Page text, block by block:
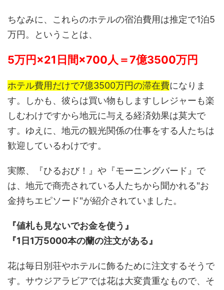
ちなみに、これらのホテルの宿泊費用は推定で1泊5
万円。ということは、
5万円×21日間×700人＝7億3500万円
ホテル費用だけで7億3500万円の滞在費になりま
す。しかも、彼らは買い物もしますしレジャーも楽
しむわけですから地元に与える経済効果は莫大で
す。ゆえに、地元の観光関係の仕事をする人たちは
歓迎しているわけです。
実際、『ひるおび！』や『モーニングバード』で
は、地元で商売されている人たちから聞かれる"お
金持ちエピソード"が紹介されていました。
『値札も見ないでお金を使う』
『1日1万5000本の蘭の注文がある』
花は毎日別荘やホテルに飾るために注文するそうで
す。サウジアラビアでは花は大変貴重なもので、そ